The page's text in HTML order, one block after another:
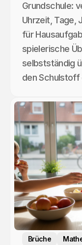
Grundschule:
Uhrzeit, Tage,
für
spielerische
selbstständig
den
Brüche